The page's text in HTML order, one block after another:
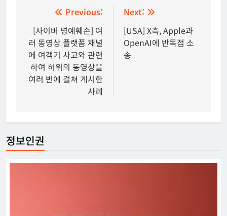
탐
색
Previous:
[사이버 명예훼손] 여
러 동영상 플랫폼 채널
에 여객기 사고와 관련
하여 허위의 동영상을
여러 번에 걸쳐 게시한
사례
Next:
[USA] X측, Apple과
OpenAI에 반독점 소
송
정보인권